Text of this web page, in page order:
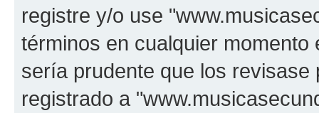
registre y/o use
términos en cualquier
sería prudente que los
registrado a